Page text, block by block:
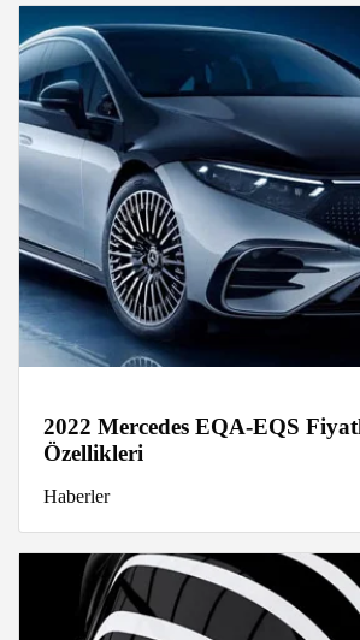
2022 Mercedes EQA-EQS
Özellikleri
Haberler